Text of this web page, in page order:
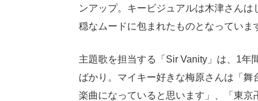
ンアップ。キービジュアルは木津さん
穏なムードに包まれたものとなっていま
主題歌を担当する「Sir Vanity」は、1年
ばかり。マイキー好きな梅原さんは「
楽曲になっていると思います」、「東